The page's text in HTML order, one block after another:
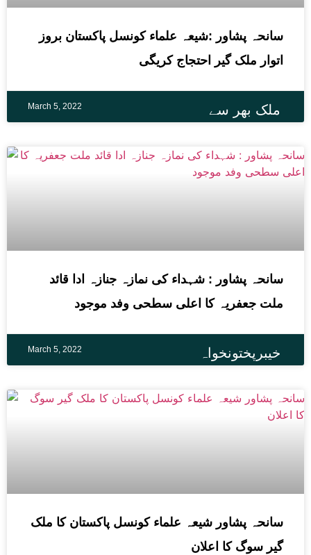
ملک بھر سے
سانحہ پشاور :شیعہ علماء کونسل پاکستان بروز
اتوار ملک گیر احتجاج کریگی
March 5, 2022
خیبرپختونخواہ
سانحہ پشاور : شہداء کی نمازہ جنازہ ادا قائد
ملت جعفریہ کا اعلی سطحی وفد موجود
March 5, 2022
سانحہ پشاور شیعہ علماء کونسل پاکستان کا ملک
گیر سوگ کا اعلان